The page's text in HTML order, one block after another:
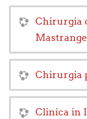
Chirurgia
Chirurgia
Clinica in